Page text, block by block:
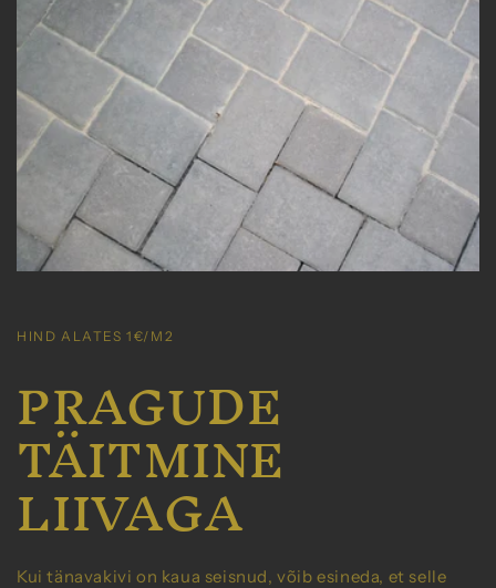
HIND ALATES 1€/M2
PRAGUDE
TÄITMINE
LIIVAGA
Kui tänavakivi on kaua seisnud, võib esineda, et selle